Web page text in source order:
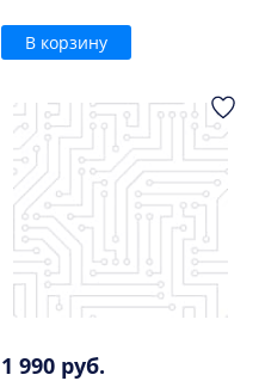
В корзину
1 990 руб.